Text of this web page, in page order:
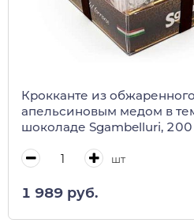
Крокканте из
апельсиновым медом в
шоколаде Sgambelluri, 200
шт
1 989 руб.